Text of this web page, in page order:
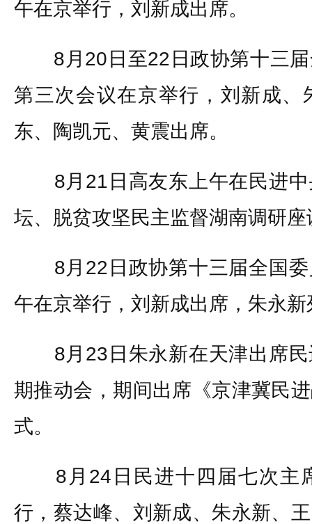
午在京举行，刘新成出席。
8月20日至22日政协第十三届
第三次会议在京举行，刘新成、
东、陶凯元、黄震出席。
8月21日高友东上午在民进中
坛、脱贫攻坚民主监督湖南调研
8月22日政协第十三届全国委
午在京举行，刘新成出席，朱永新
8月23日朱永新在天津出席民
期推动会，期间出席《京津冀民
式。
8月24日民进十四届七次主
行，蔡达峰、刘新成、朱永新、